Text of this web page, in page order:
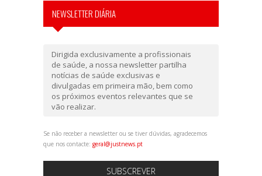
NEWSLETTER DIÁRIA
Dirigida exclusivamente a profissionais
de saúde, a nossa newsletter partilha
notícias de saúde exclusivas e
divulgadas em primeira mão, bem como
os próximos eventos relevantes que se
vão realizar.
Se não receber a newsletter ou se tiver dúvidas, agradecemos
que nos contacte: geral@justnews.pt
SUBSCREVER